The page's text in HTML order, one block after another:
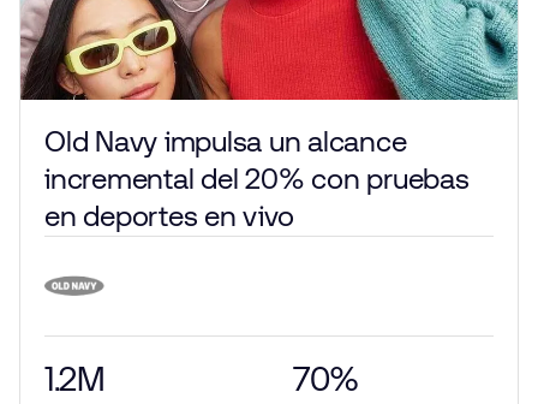
Old Navy impulsa un alcance
incremental del 20% con pruebas
en deportes en vivo
1.2M 70%